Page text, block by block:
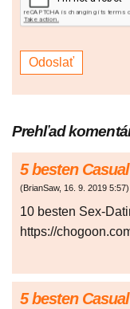
Prehľad
5 besten
(BrianSaw, 16. 9. 2019 5:57)
10 besten Sex-
https://
5 besten